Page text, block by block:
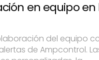
en equipo en
del equipo
de Ampcontrol.